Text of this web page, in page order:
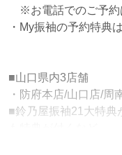
※お電話でのご予約
・My振袖の予約特典
■山口県内3店舗
・防府本店/山口店/周
■鈴乃屋振袖21大特典